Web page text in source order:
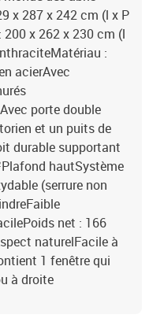
x 287 x 242 cm (l x P
x 262 x 230 cm (l
:
acierAvec
porte double
et un puits de
durable supportant
hautSystème
(serrure non
net : 166
naturelFacile à
1 fenêtre qui
à droite